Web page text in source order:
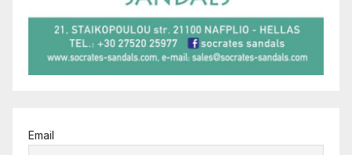
Email